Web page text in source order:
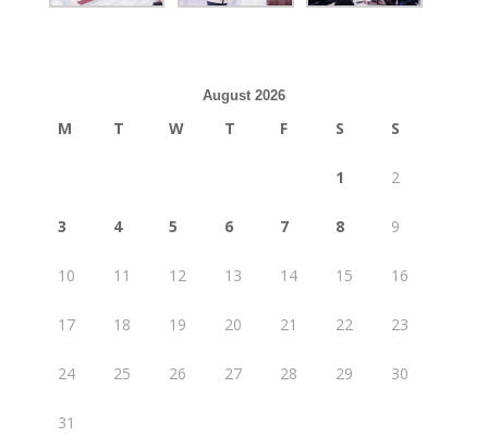
August 2026
M T W T F S S
1 2
3 4 5 6 7 8 9
10 11 12 13 14 15 16
17 18 19 20 21 22 23
24 25 26 27 28 29 30
31